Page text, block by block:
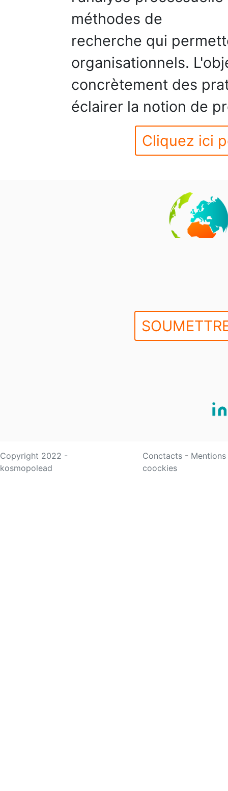
méthodes de
recherche qui
organisationnels.
concrètement des
éclairer la notion de
Cliquez ici
Copyright 2022 -
kosmopolead
Conctacts -
coockies